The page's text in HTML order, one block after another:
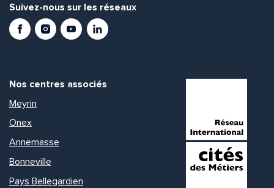
Suivez-nous sur les réseaux
FacebookInstagramYoutubeLinkedIn
Nos centres associés
Meyrin
Onex
Annemasse
Bonneville
Pays Bellegardien